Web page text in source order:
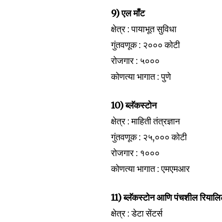
9) एल माँट
क्षेत्र : पायाभूत सुविधा
गुंतवणूक : २००० कोटी
रोजगार : ५०००
कोणत्या भागात : पुणे
10) ब्लॅकस्टोन
क्षेत्र : माहिती तंत्रज्ञान
गुंतवणूक : २५,००० कोटी
रोजगार : १०००
कोणत्या भागात : एमएमआर
11) ब्लॅकस्टोन आणि पंचशील
क्षेत्र : डेटा सेंटर्स